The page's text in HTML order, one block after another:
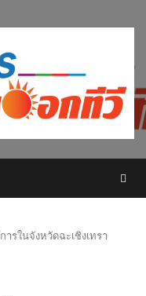
รในจังหวัดฉะเชิงเทรา